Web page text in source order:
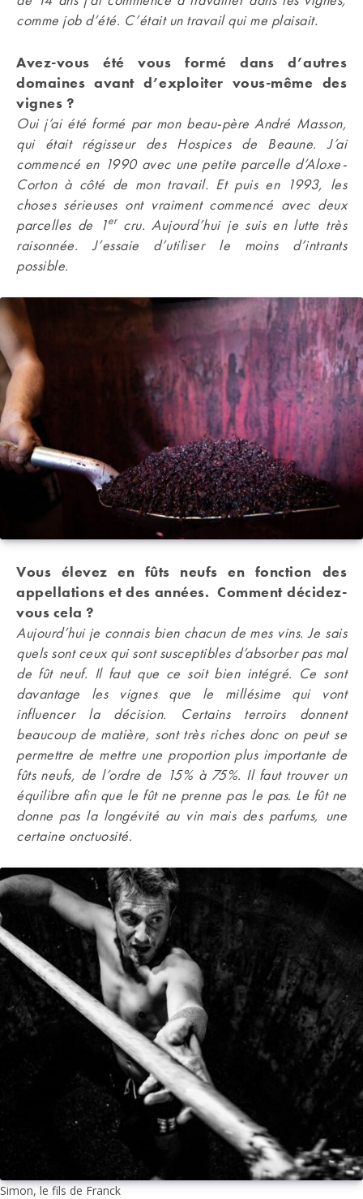
comme job d’été. C’était un travail qui me plaisait.
Avez-vous été vous formé dans d’autres
domaines avant d’exploiter vous-même des
vignes ?
Oui j’ai été formé par mon beau-père André Masson,
qui était régisseur des Hospices de Beaune. J’ai
commencé en 1990 avec une petite parcelle d’Aloxe-
Corton à côté de mon travail. Et puis en 1993, les
choses sérieuses ont vraiment commencé avec deux
parcelles de 1ercru. Aujourd’hui je suis en lutte très
raisonnée. J’essaie d’utiliser le moins d’intrants
possible.
Vous élevez en fûts neufs en fonction des
appellations et des années. Comment décidez-
vous cela ?
Aujourd’hui je connais bien chacun de mes vins. Je sais
quels sont ceux qui sont susceptibles d’absorber pas mal
de fût neuf. Il faut que ce soit bien intégré. Ce sont
davantage les vignes que le millésime qui vont
influencer la décision. Certains terroirs donnent
beaucoup de matière, sont très riches donc on peut se
permettre de mettre une proportion plus importante de
fûts neufs, de l’ordre de 15% à 75%. Il faut trouver un
équilibre afin que le fût ne prenne pas le pas. Le fût ne
donne pas la longévité au vin mais des parfums, une
certaine onctuosité.
Simon, le fils de Franck